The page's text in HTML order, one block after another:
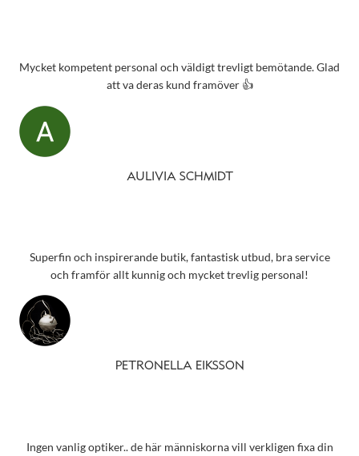
Mycket kompetent personal och väldigt trevligt bemötande. Glad
att va deras kund framöver 👍
AULIVIA SCHMIDT
Superfin och inspirerande butik, fantastisk utbud, bra service
och framför allt kunnig och mycket trevlig personal!
PETRONELLA EIKSSON
Ingen vanlig optiker.. de här människorna vill verkligen fixa din